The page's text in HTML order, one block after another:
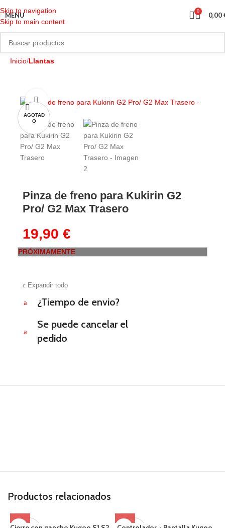
Skip to navigation
Skip to main content
MENU 0 0,00
Inicio Llantas
AGOTAD
O
Pinza de freno para Kukirin G2
Pro/ G2 Max Trasero
19,90 €
c Expandir todo
a ¿Tiempo de envio?
a
Se puede cancelar el
pedido
PRÓXIMAMENTE
Productos relacionados